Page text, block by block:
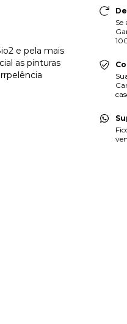
e pela mais
as pinturas